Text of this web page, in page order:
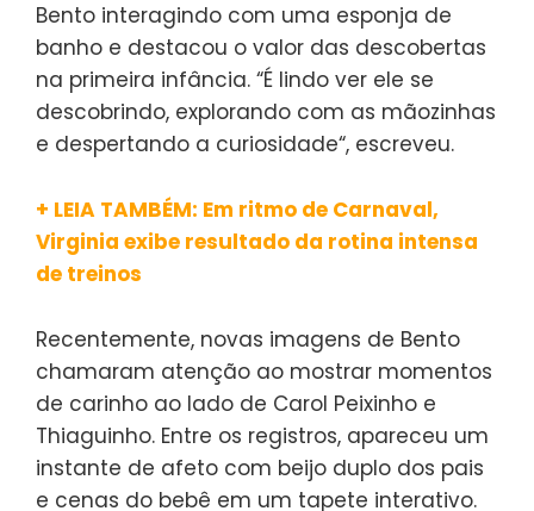
Bento interagindo com uma esponja de
banho e destacou o valor das descobertas
na primeira infância. “É lindo ver ele se
descobrindo, explorando com as mãozinhas
e despertando a curiosidade“, escreveu.
+ LEIA TAMBÉM: Em ritmo de Carnaval,
Virginia exibe resultado da rotina intensa
de treinos
Recentemente, novas imagens de Bento
chamaram atenção ao mostrar momentos
de carinho ao lado de Carol Peixinho e
Thiaguinho. Entre os registros, apareceu um
instante de afeto com beijo duplo dos pais
e cenas do bebê em um tapete interativo.